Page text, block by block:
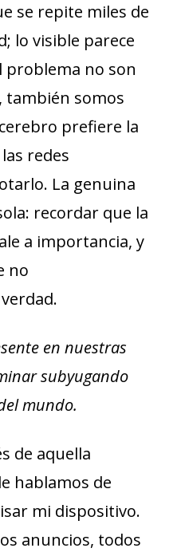
se repite miles de
lo visible parece
problema no son
también somos
prefiere la
redes
La genuina
recordar que la
a importancia, y
no
en nuestras
subyugando
mundo.
de aquella
hablamos de
mi dispositivo.
anuncios, todos